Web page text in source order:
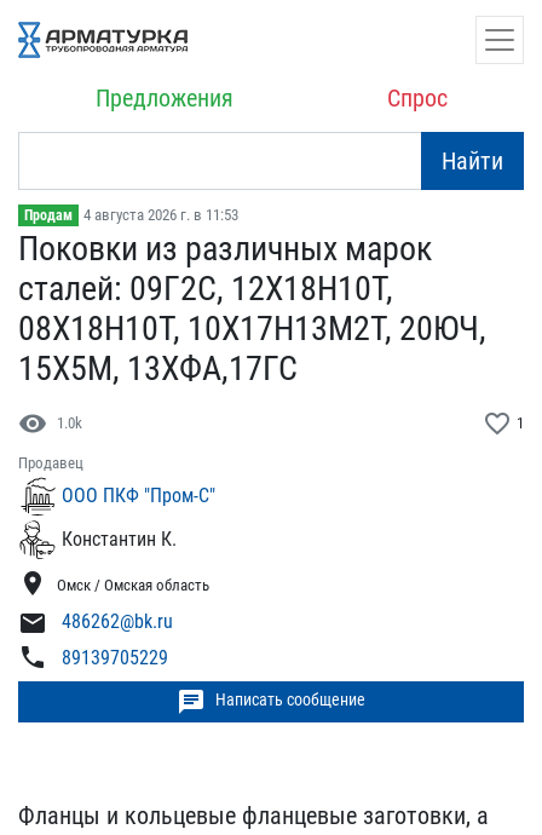
Предложения Спрос
Найти
Продам 4 августа 2026 г. в 11:53
Поковки из различных мар​ок
сталей: 09Г2С, 12Х18Н​10Т,
08Х18Н10Т, 10Х17Н13​М2Т, 20ЮЧ,
15Х5М, 13ХФА,​17ГС
visibility 1.0k favorite_border 1
Продавец
ООО ПКФ "Пром-С"
Константин К.
location_on Омск / Омская область
mail 486262@bk.ru
phone 89139705229
chat Написать сообщение
Фланцы и кольцевые флан​цевые заготовки, а